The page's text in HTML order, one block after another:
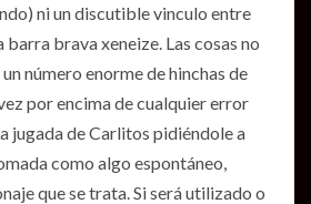
ni un discutible vinculo entre
barra brava xeneize. Las cosas no
número enorme de hinchas de
por encima de cualquier error
jugada de Carlitos pidiéndole a
como algo espontáneo,
que se trata. Si será utilizado o